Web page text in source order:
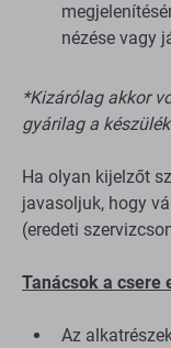
nézése vagy
*Kizárólag akkor
gyárilag a
Ha olyan kijelzőt
javasoljuk, hogy
(eredeti
Tanácsok a csere
Az